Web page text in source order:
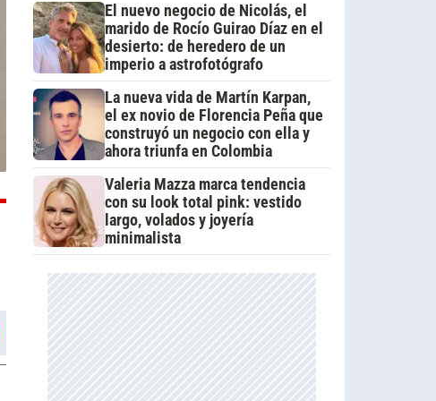
El nuevo negocio de Nicolás, el
marido de Rocío Guirao Díaz en el
desierto: de heredero de un
imperio a astrofotógrafo
La nueva vida de Martín Karpan,
el ex novio de Florencia Peña que
construyó un negocio con ella y
ahora triunfa en Colombia
Valeria Mazza marca tendencia
con su look total pink: vestido
largo, volados y joyería
minimalista